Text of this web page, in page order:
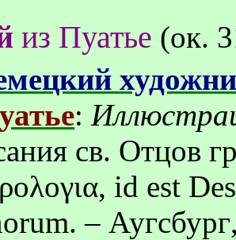
из Пуатье (ок.
:
св. Отцов
, id est
– Аугсбург